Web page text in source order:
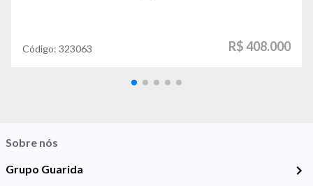
Código: 323063 R$ 408.000
Sobre nós
Grupo Guarida